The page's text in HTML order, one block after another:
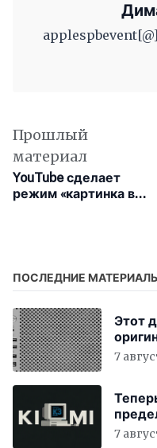
Прошлый
материал
YouTube сделает
режим «картинка в
ПОСЛЕДНИЕ
Этот
7
7